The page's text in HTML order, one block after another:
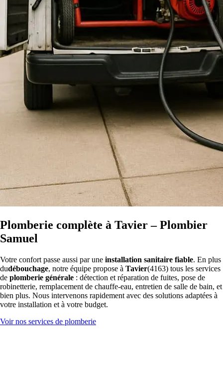
Plomberie complète à Tavier – Plombier
Samuel
Votre confort passe aussi par une installation sanitaire fiable. En plus
dudébouchage, notre équipe propose à Tavier(4163) tous les services
de plomberie générale : détection et réparation de fuites, pose de
robinetterie, remplacement de chauffe-eau, entretien de salle de bain, et
bien plus. Nous intervenons rapidement avec des solutions adaptées à
votre installation et à votre budget.
Voir nos services de plomberie